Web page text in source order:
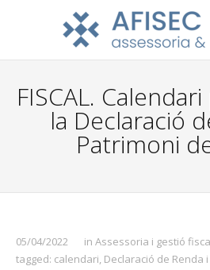
FISCAL.
la Declaració
Patrimoni
05/04/2022 in Assessoria i gestió
tagged: calendari, Declaració de Renda